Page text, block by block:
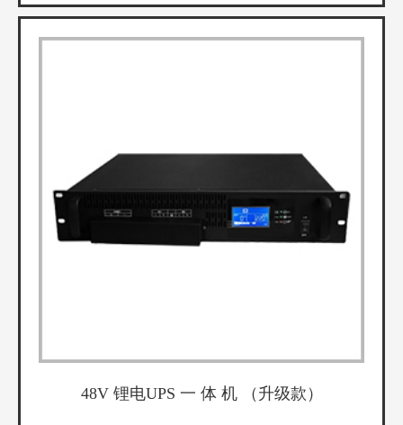
48V 锂电UPS 一 体 机 （升级款）